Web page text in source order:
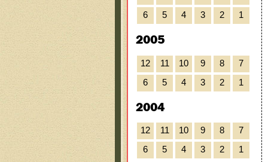
6
5 4 3 2 1
2005
12 11 10 9 8
7
6
5 4 3 2 1
2004
12 11 10 9 8
7
6
5 4 3 2 1